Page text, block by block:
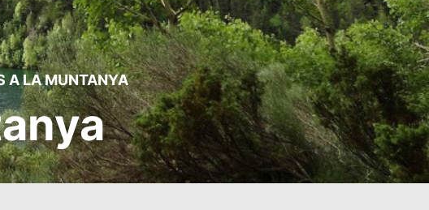
A LA MUNTANYA